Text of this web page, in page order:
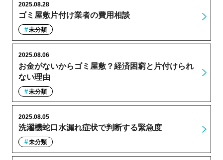
ゴミ屋敷片付け業者の費用相談
2025.08.28
未分類
お金がないからゴミ屋敷？経済困窮と片付けられ
ない理由
2025.08.06
未分類
洗濯機蛇口水漏れ症状で判断する緊急度
2025.08.05
未分類